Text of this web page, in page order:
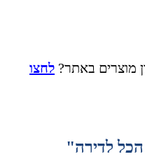
לחצו
לדירה"